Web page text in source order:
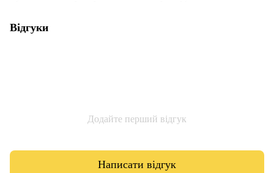
Відгуки
Додайте перший відгук
Написати відгук